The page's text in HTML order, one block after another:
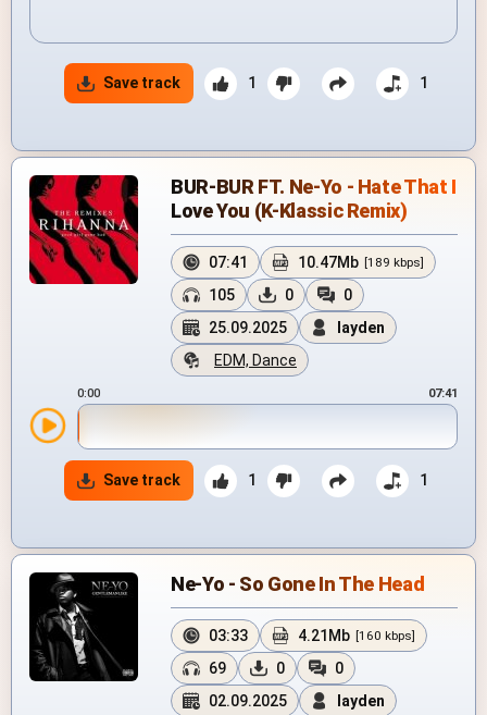
Save track 1 1
BUR-BUR FT. Ne-Yo - Hate That I
Love You (K-Klassic Remix)
07:41 10.47Mb [189 kbps]
105 0
0
25.09.2025
layden
EDM, Dance
0:00 07:41
Save track 1 1
Ne-Yo - So Gone In The Head
03:33 4.21Mb [160 kbps]
69 0
0
02.09.2025
layden